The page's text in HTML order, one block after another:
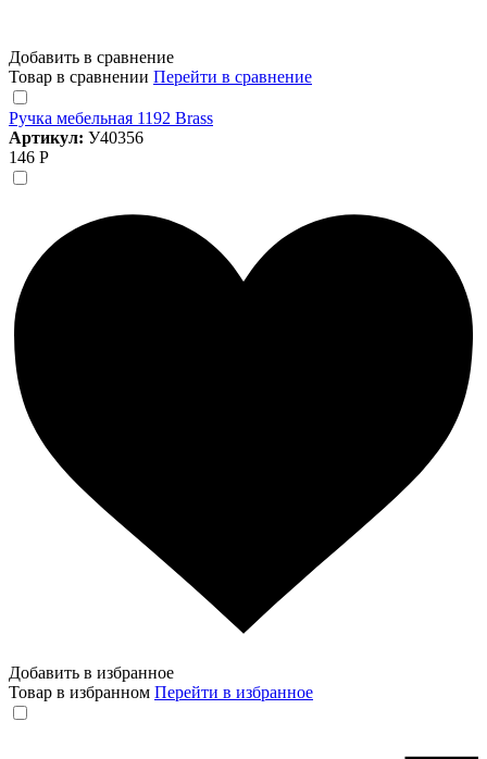
Добавить в сравнение
Товар в сравнении Перейти в сравнение
Ручка мебельная 1192 Brass
Артикул: У40356
146 Р
Добавить в избранное
Товар в избранном Перейти в избранное